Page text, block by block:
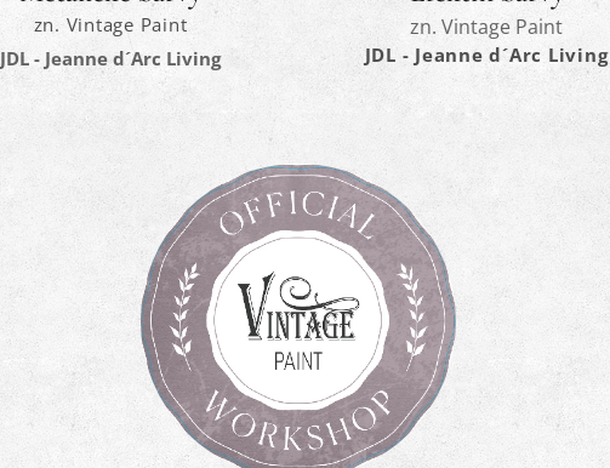
zn. Vintage Paint
JDL - Jeanne d´Arc Living
zn. Vintage Paint
JDL - Jeanne d´Arc Living